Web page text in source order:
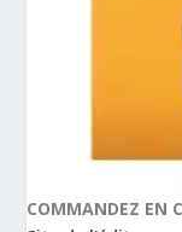
COMMANDEZ EN